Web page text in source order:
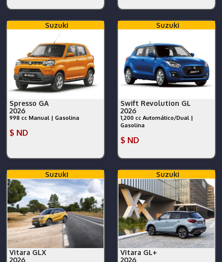
Suzuki
Spresso GA
2026
998 cc Manual | Gasolina
$ ND
Suzuki
Swift Revolution GL
2026
1,200 cc Automático/Dual |
Gasolina
$ ND
Suzuki
Vitara GLX
2026
Suzuki
Vitara GL+
2026